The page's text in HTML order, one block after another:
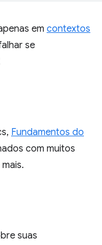
em contextos
se
Fundamentos do
com muitos
suas